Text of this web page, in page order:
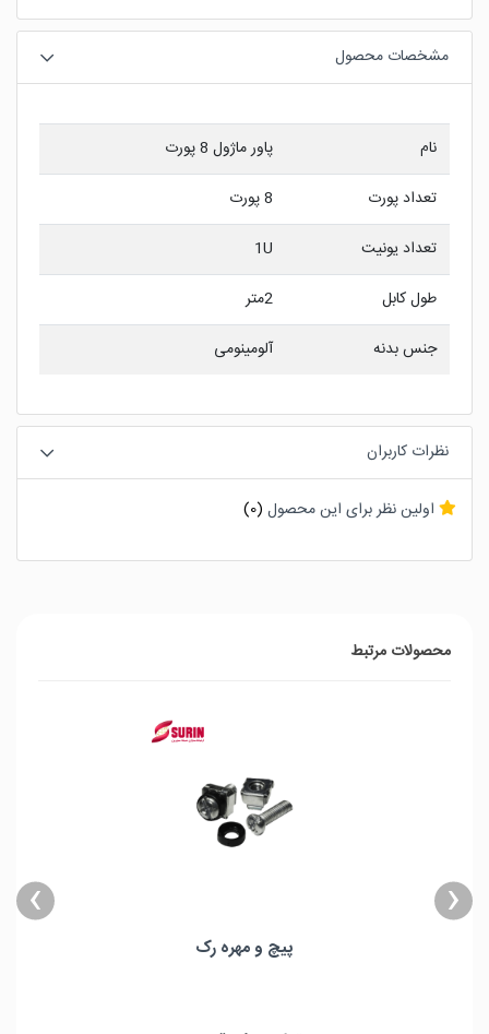
مشخصات محصول
نام
پاور ماژول 8 پورت
تعداد پورت
8 پورت
تعداد یونیت
1U
طول کابل
2متر
جنس بدنه
آلومینومی
نظرات کاربران
اولین نظر برای این محصول (0)
محصولات مرتبط
پیچ و مهره رک
استفاده در تمامی رک ها، در تمامی تجهیزات شبکه
‹
›